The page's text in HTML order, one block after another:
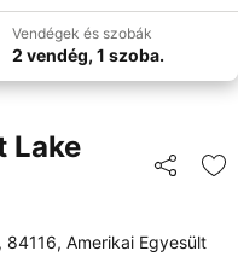
Vendégek és szobák
2 vendég, 1 szoba.
Lake
Amerikai Egyesült